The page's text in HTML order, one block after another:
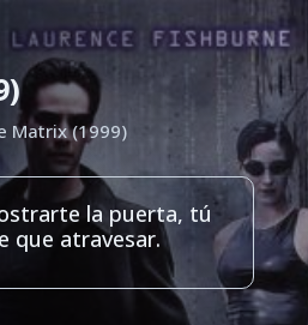
Matrix (1999)
la puerta, tú
que atravesar.